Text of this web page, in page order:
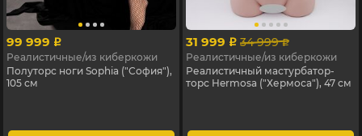
99 999 p
Реалистичные/из киберкожи
Полуторс ноги Sophia ("София"),
105 см
31 999 p 34 999 p
Реалистичные/из киберкожи
Реалистичный мастурбатор-
торс Hermosa ("Хермоса"), 47 см